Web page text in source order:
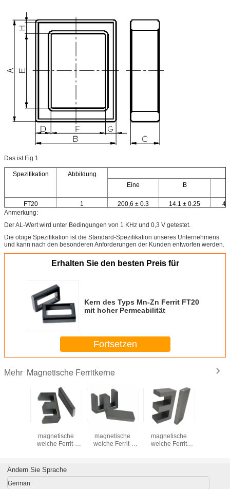
Das ist Fig.1
Spezifikation
Abbildung
Eine
B
FT20 1 200,6 ± 0.3 14.1 ± 0.25
Anmerkung:
Der AL-Wert wird unter Bedingungen von 1 KHz und 0,3 V getestet.
Die obige Spezifikation ist die Standard-Spezifikation unseres Unternehmens
und kann nach den besonderen Anforderungen der Kunden entworfen werden.
Erhalten Sie den besten Preis für
Kern des Typs Mn-Zn Ferrit FT20
mit hoher Permeabilität
Fortsetzen
Mehr Magnetische Ferritkerne
magnetische
weiche Ferrit-
magnetische
weiche Ferrit-
magnetische
weiche Ferrit
Ändern Sie Sprache
German